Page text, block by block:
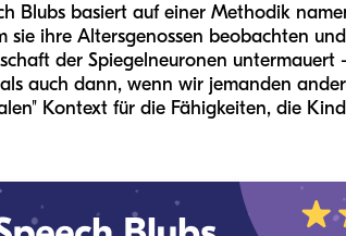
Blubs basiert auf einer Methodik
sie ihre Altersgenossen beobachten
der Spiegelneuronen
auch dann, wenn wir jemanden
Kontext für die Fähigkeiten, die